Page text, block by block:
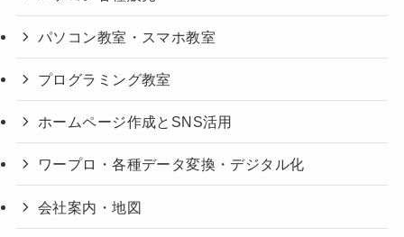
パソコン教室・スマホ教室
プログラミング教室
ホームページ作成とSNS活用
ワープロ・各種データ変換・デジタル化
会社案内・地図